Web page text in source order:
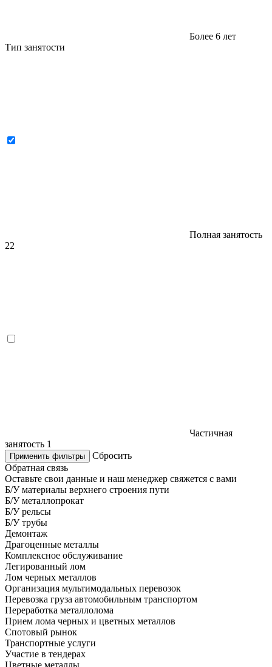
Более 6 лет
Тип занятости
Полная занятость
22
Частичная
занятость 1
Применить фильтры
Сбросить
Обратная связь
Оставьте свои данные и наш менеджер свяжется с вами
Б/У материалы верхнего строения пути
Б/У металлопрокат
Б/У рельсы
Б/У трубы
Демонтаж
Драгоценные металлы
Комплексное обслуживание
Легированный лом
Лом черных металлов
Организация мультимодальных перевозок
Перевозка груза автомобильным транспортом
Переработка металлолома
Прием лома черных и цветных металлов
Спотовый рынок
Транспортные услуги
Участие в тендерах